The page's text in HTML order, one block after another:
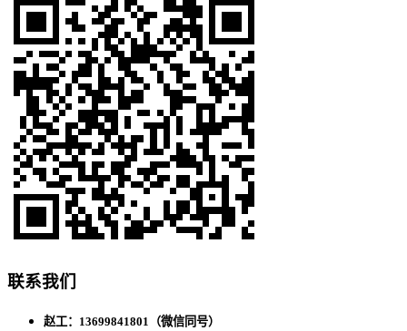
联系我们
赵工：13699841801（微信同号）